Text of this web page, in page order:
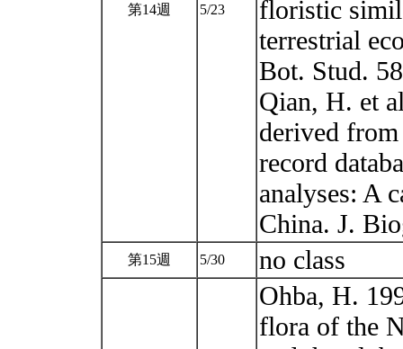
第14週 5/23
floristic
terrestrial
Bot. Stud.
Qian, H. et
derived
record
analyses: A
China. J.
第15週 5/30 no class
Ohba, H.
flora of the